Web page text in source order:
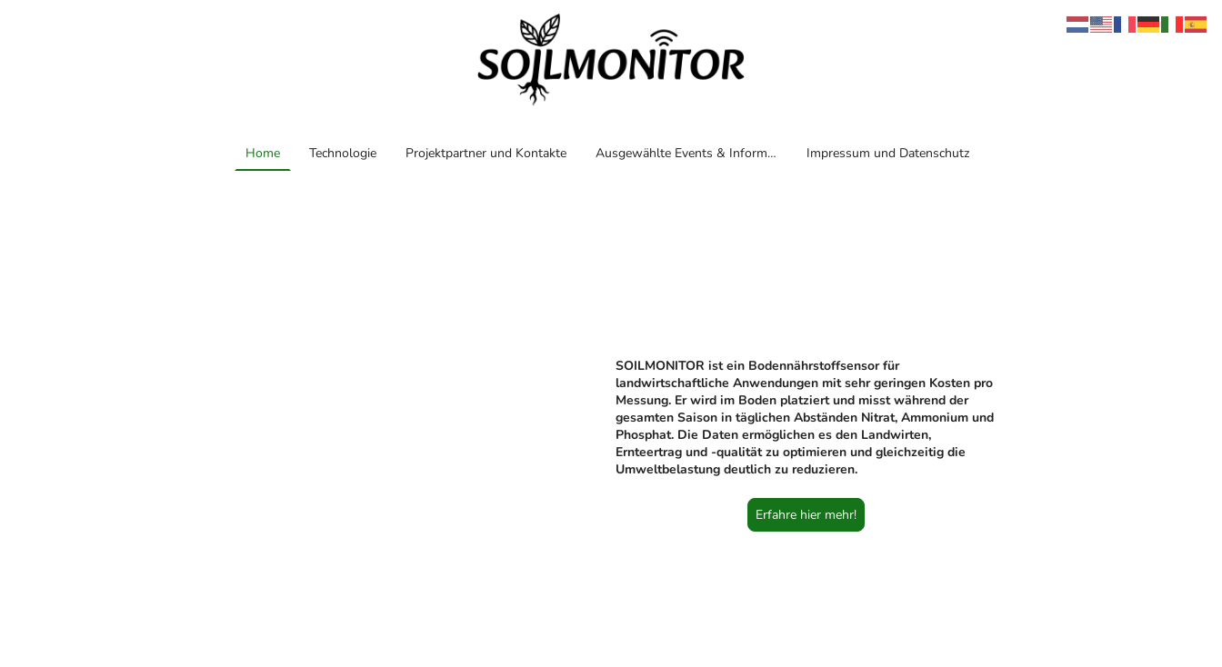
Home Technologie Projektpartner und Kontakte Ausgewählte Events & Informationen Impressum und Datenschutz
SOILMONITOR ist ein Bodennährstoffsensor für
landwirtschaftliche Anwendungen mit sehr geringen Kosten pro
Messung. Er wird im Boden platziert und misst während der
gesamten Saison in täglichen Abständen Nitrat, Ammonium und
Phosphat. Die Daten ermöglichen es den Landwirten,
Ernteertrag und -qualität zu optimieren und gleichzeitig die
Umweltbelastung deutlich zu reduzieren.
Erfahre hier mehr!